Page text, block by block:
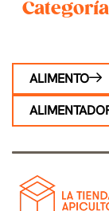
ALIMENTO